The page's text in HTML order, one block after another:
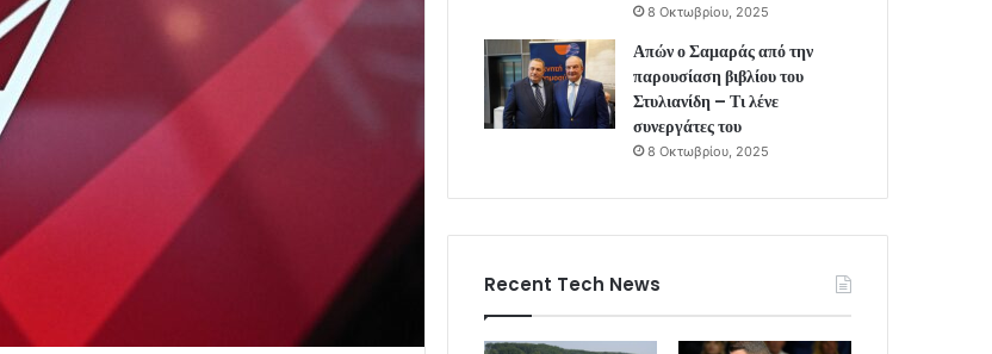
8 Οκτωβρίου, 2025
Απών ο Σαμαράς από την
παρουσίαση βιβλίου του
Στυλιανίδη – Τι λένε
συνεργάτες του
8 Οκτωβρίου, 2025
Recent Tech News